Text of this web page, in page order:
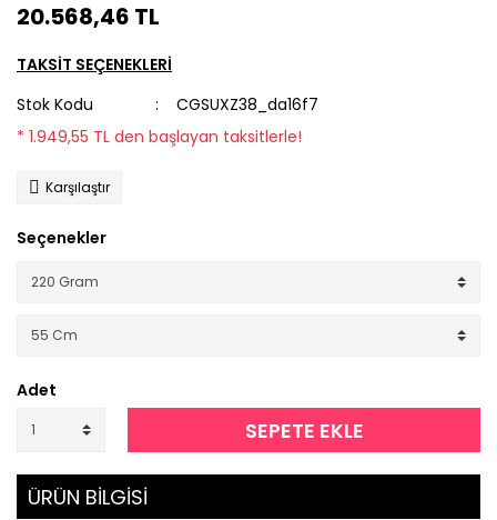
20.568,46 TL
TAKSİT SEÇENEKLERİ
Stok Kodu
CGSUXZ38_da16f7
* 1.949,55 TL den başlayan taksitlerle!
Karşılaştır
Seçenekler
Adet
SEPETE EKLE
ÜRÜN BİLGİSİ